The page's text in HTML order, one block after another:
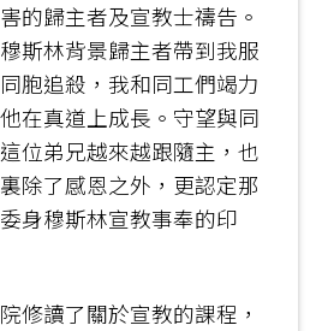
的歸主者及宣教士禱告。
斯林背景歸主者帶到我服
胞追殺，我和同工們竭力
在真道上成長。守望與同
位弟兄越來越跟隨主，也
除了感恩之外，更認定那
身穆斯林宣教事奉的印
修讀了關於宣教的課程，